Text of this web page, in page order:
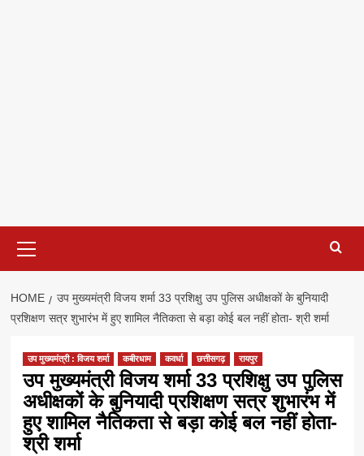
Menu
HOME
उप मुख्यमंत्री विजय शर्मा 33 प्रशिक्षु उप पुलिस अधीक्षकों के बुनियादी
प्रशिक्षण सत्र शुभारंभ में हुए शामिल नैतिकता से बड़ा कोई बल नहीं होता- श्री शर्मा
उप मुख्यमंत्री : विजय शर्मा कबीरधाम कवर्धा छत्तीसगढ़ रायपुर
उप मुख्यमंत्री विजय शर्मा 33 प्रशिक्षु उप पुलिस
अधीक्षकों के बुनियादी प्रशिक्षण सत्र शुभारंभ में
हुए शामिल नैतिकता से बड़ा कोई बल नहीं होता-
श्री शर्मा